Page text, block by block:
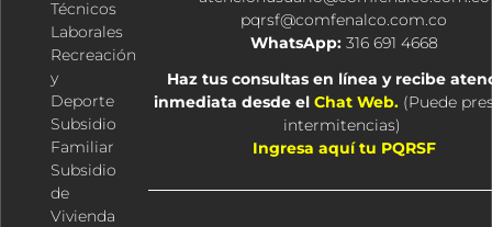
Técnicos
Laborales
Recreación
y
Deporte
Subsidio
Familiar
Subsidio
de
Vivienda
pqrsf@comfenalco.com.co
WhatsApp:316 691 4668
Haz tus consultas en línea y recibe
inmediata desde el Chat Web. (Puede
intermitencias)
Ingresa aquí tu PQRSF